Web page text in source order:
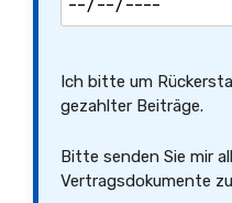
Ich bitte um
gezahlter Beiträge.
Bitte senden Sie mir
Vertragsdokumente